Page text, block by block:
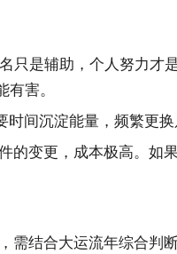
只是辅助，个人努力才
害。
间沉淀能量，频繁更换
变更，成本极高。如果
需结合大运流年综合判